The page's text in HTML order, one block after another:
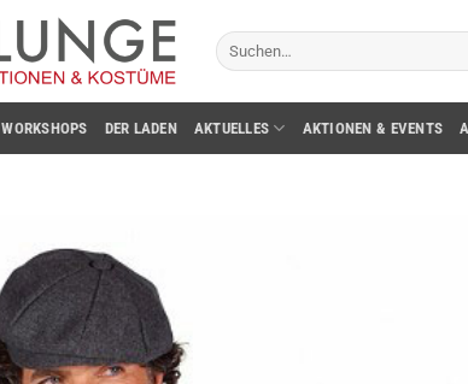
Suchen
nach:
WORKSHOPS DER LADEN AKTUELLES AKTIONEN & EVENTS